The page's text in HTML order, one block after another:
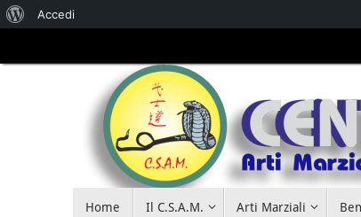
Accedi
Salta al
Home Il C.S.A.M. Arti Marziali